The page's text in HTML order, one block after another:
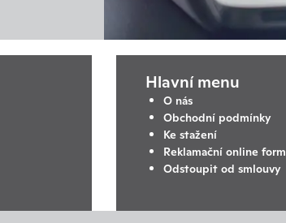
Hlavní menu
O nás
Obchodní podmínky
Ke stažení
Reklamační online
Odstoupit od smlouvy